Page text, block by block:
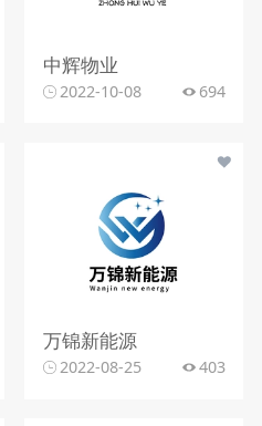
中辉物业
2022-10-08 694
万锦新能源
2022-08-25 403